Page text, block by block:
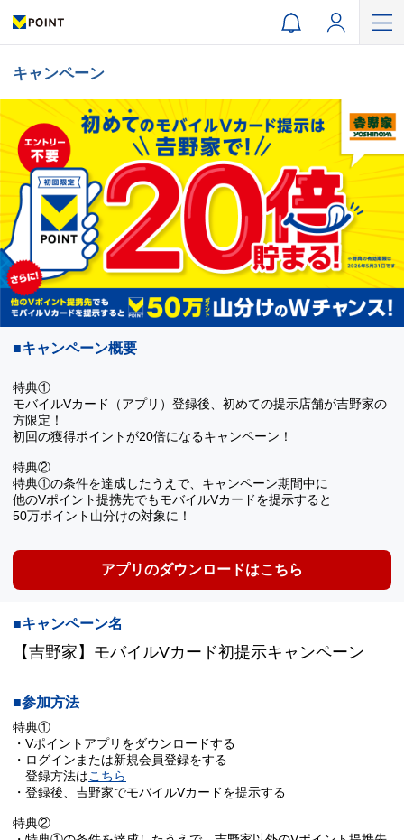
キャンペーン
■キャンペーン概要
特典①
モバイルVカード（アプリ）登録後、初めての提示店舗が吉野家の
方限定！
初回の獲得ポイントが20倍になるキャンペーン！
特典②
特典①の条件を達成したうえで、キャンペーン期間中に
他のVポイント提携先でもモバイルVカードを提示すると
50万ポイント山分けの対象に！
アプリのダウンロードはこちら
■キャンペーン名
【吉野家】モバイルVカード初提示キャンペーン
■参加方法
特典①
・Vポイントアプリをダウンロードする
・ログインまたは新規会員登録をする
登録方法はこちら
・登録後、吉野家でモバイルVカードを提示する
特典②